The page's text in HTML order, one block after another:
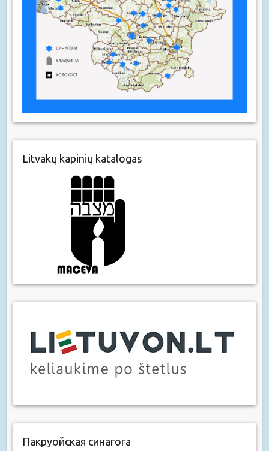
Litvakų kapinių katalogas
Пакруойская синагога